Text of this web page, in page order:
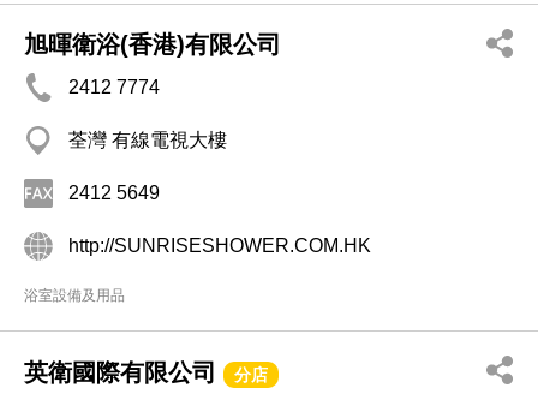
旭暉衛浴(香港)有限公司
2412 7774
荃灣 有線電視大樓
2412 5649
http://SUNRISESHOWER.COM.HK
浴室設備及用品
英衛國際有限公司 分店